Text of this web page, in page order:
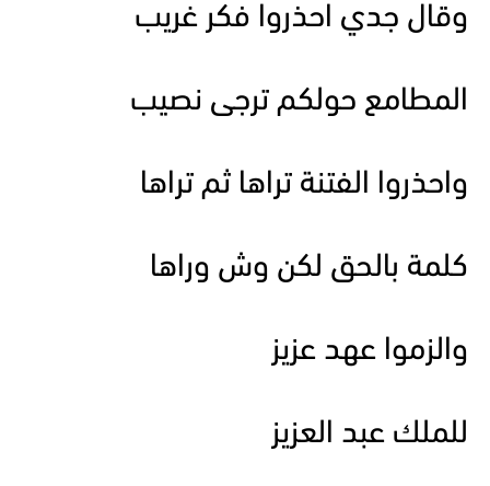
وقال جدي احذروا فكر غريب
المطامع حولكم ترجى نصيب
واحذروا الفتنة تراها ثم تراها
كلمة بالحق لكن وش وراها
والزموا عهد عزيز
للملك عبد العزيز